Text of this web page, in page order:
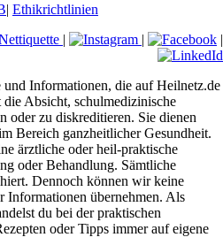
| Ethikrichtlinien
| | |
Informationen, die auf Heilnetz.de
Absicht, schulmedizinische
oder zu diskreditieren. Sie dienen
Bereich ganzheitlicher Gesundheit.
ärztliche oder heil-praktische
oder Behandlung. Sämtliche
Dennoch können wir keine
übernehmen. Als
du bei der praktischen
oder Tipps immer auf eigene